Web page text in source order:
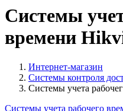
Системы
времени
Интернет-магазин
Системы контроля
Системы учета
Системы учета рабочего